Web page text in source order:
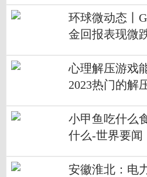
环球微动态丨
金回报表现微
心理解压游戏
2023热门的解
小甲鱼吃什么
什么-世界要闻
安徽淮北：电